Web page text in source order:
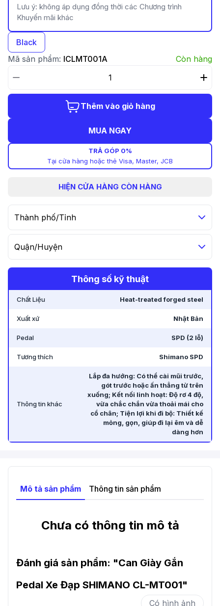
Lưu ý: không áp dụng đồng thời các Chương trình
Khuyến mãi khác
Black
Mã sản phẩm: ICLMT001A Còn hàng
Thêm vào giỏ hàng
MUA NGAY
TRẢ GÓP 0%
Tại cửa hàng hoặc thẻ Visa, Master, JCB
HIỆN CỬA HÀNG CÒN HÀNG
Thành phố/Tỉnh
Quận/Huyện
Thông số kỹ thuật
Chất Liệu Heat-treated forged steel
Xuất xứ Nhật Bản
Pedal SPD (2 lỗ)
Tương thích Shimano SPD
Thông tin khác
Lắp đa hướng: Có thể cài mũi trước,
gót trước hoặc ấn thẳng từ trên
xuống; Kết nối linh hoạt: Độ rơ 4 độ,
vừa chắc chắn vừa thoải mái cho
cổ chân; Tiện lợi khi đi bộ: Thiết kế
mỏng, gọn, giúp đi lại êm và dễ
dàng hơn
Mô tả sản phẩm Thông tin sản phẩm
Chưa có thông tin mô tả
Đánh giá sản phẩm: "Can Giày Gắn
Pedal Xe Đạp SHIMANO CL-MT001"
Có hình ảnh